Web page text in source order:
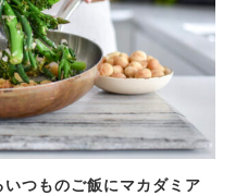
つものご飯にマカダミア